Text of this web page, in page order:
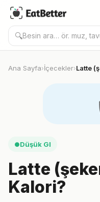
🔍
Ana Sayfa›İçecekler›Latte
●Düşük GI
Latte
Kalori?